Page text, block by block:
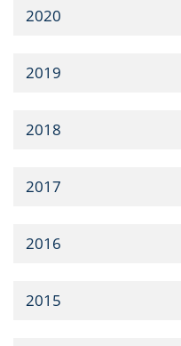
2020
2019
2018
2017
2016
2015